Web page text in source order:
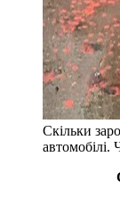
Скільки
автомобілі.